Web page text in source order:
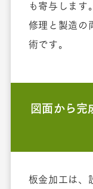
も寄与します。
修理と製造の
術です。
図面から完
板金加工は、